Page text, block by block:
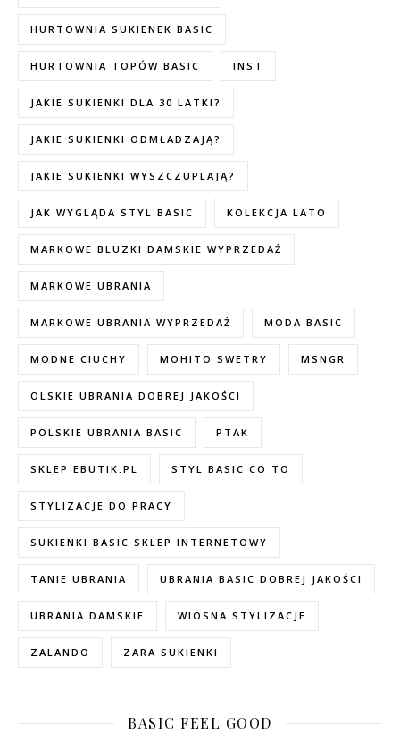
HURTOWNIA SUKIENEK BASIC
HURTOWNIA TOPÓW BASIC INST
JAKIE SUKIENKI DLA 30 LATKI?
JAKIE SUKIENKI ODMŁADZAJĄ?
JAKIE SUKIENKI WYSZCZUPLAJĄ?
JAK WYGLĄDA STYL BASIC KOLEKCJA LATO
MARKOWE BLUZKI DAMSKIE WYPRZEDAŻ
MARKOWE UBRANIA
MARKOWE UBRANIA WYPRZEDAŻ MODA BASIC
MODNE CIUCHY MOHITO SWETRY MSNGR
OLSKIE UBRANIA DOBREJ JAKOŚCI
POLSKIE UBRANIA BASIC PTAK
SKLEP EBUTIK.PL STYL BASIC CO TO
STYLIZACJE DO PRACY
SUKIENKI BASIC SKLEP INTERNETOWY
TANIE UBRANIA UBRANIA BASIC DOBREJ JAKOŚCI
UBRANIA DAMSKIE WIOSNA STYLIZACJE
ZALANDO ZARA SUKIENKI
BASIC FEEL GOOD